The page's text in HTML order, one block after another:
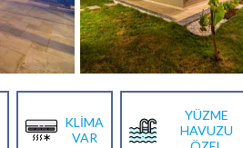
KLİMA
VAR
YÜZME
HAVUZU